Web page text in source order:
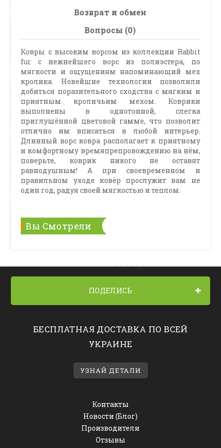
Возврат и обмен
Вопросы (0)
Ковры с высоким ворсом из коллекции Rabbit
fur с нежнейшего ворс из полиэстера, по
мягкости и ощущениям напоминающий мех
кролика. Новейшие технологии позволили
добиться поразительного сходства с мягким и
приятным кроличьим мехом. Коврики
выполнены в однотонной, слегка
приглушённой цветовой гамме, что позволит
отлично им вписаться в любой интерьер.
Длинный ворс ковра располагает к приятному
и комфортному времяпрепровождению на нём,
поверьте, коврик никого не оставят
равнодушным! А при своевременном и
правильном уходе ковёр прослужит вам не
один год, радуя своей мягкостью и теплом.
Вы Смотрели
ПОДЕЛИСЬ
БЕСПЛАТНАЯ ДОСТАВКА ПО ВСЕЙ
УКРАИНЕ
УЗНАЙ ДЕТАЛИ
Контакты
Новости (Блог)
Производители
Отзывы